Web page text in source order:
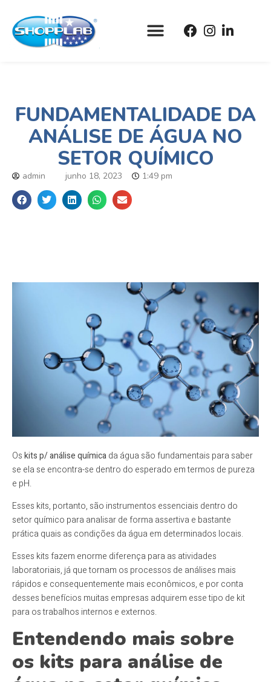
FUNDAMENTALIDADE DA
ANÁLISE DE ÁGUA NO
SETOR QUÍMICO
admin junho 18, 2023 1:49 pm
Oskits p/ análise químicada água são fundamentais para saber
se ela se encontra-se dentro do esperado em termos de pureza
e pH.
Esses kits, portanto, são instrumentos essenciais dentro do
setor químico para analisar de forma assertiva e bastante
prática quais as condições da água em determinados locais.
Esses kits fazem enorme diferença para as atividades
laboratoriais, já que tornam os processos de análises mais
rápidos e consequentemente mais econômicos, e por conta
desses benefícios muitas empresas adquirem esse tipo de kit
para os trabalhos internos e externos.
Entendendo mais sobre
os kits para análise de